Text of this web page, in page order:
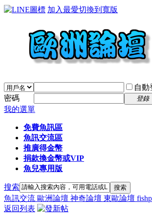
加入最愛切換到寬版
自動
密碼
登錄
我的選單
免費魚訊區
魚訊交流區
推廣得金幣
捐款換金幣或VIP
魚兒專用版
搜索 搜索
魚訊交流 歐洲論壇 神奇論壇 東歐論壇
返回列表